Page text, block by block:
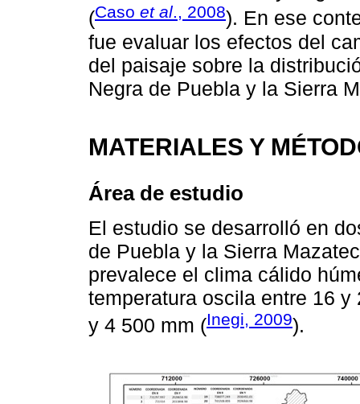
(Caso et al., 2008). En ese
fue evaluar los efectos del
del paisaje sobre la
Negra de Puebla y la Sierra
MATERIALES Y
Área de estudio
El estudio se desarrolló en
de Puebla y la Sierra
prevalece el clima cálido
temperatura oscila entre 16
y 4 500 mm (Inegi, 2009).